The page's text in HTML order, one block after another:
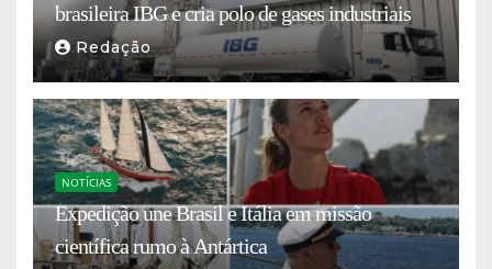
brasileira IBG e cria polo de gases industriais
Redação
NOTÍCIAS
Expedição une Brasil e Itália em missão
científica rumo à Antártica